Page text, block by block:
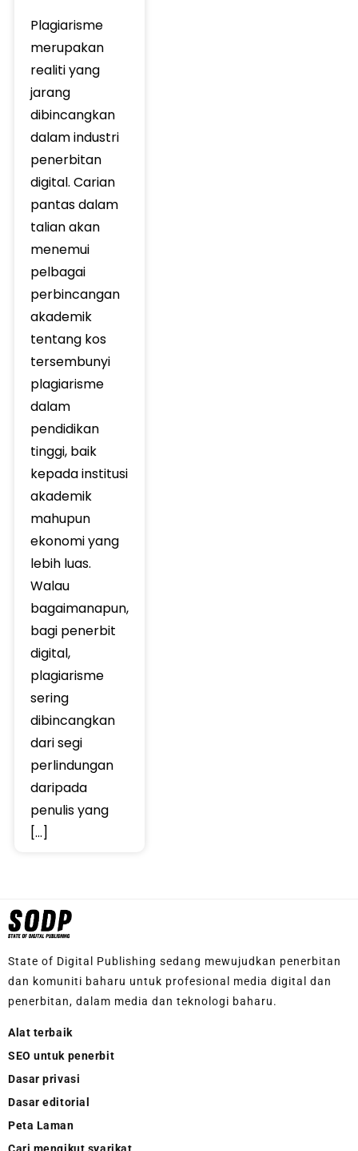
Plagiarisme
merupakan
realiti yang
jarang
dibincangkan
dalam industri
penerbitan
digital. Carian
pantas dalam
talian akan
menemui
pelbagai
perbincangan
akademik
tentang kos
tersembunyi
plagiarisme
dalam
pendidikan
tinggi, baik
kepada institusi
akademik
mahupun
ekonomi yang
lebih luas.
Walau
bagaimanapun,
bagi penerbit
digital,
plagiarisme
sering
dibincangkan
dari segi
perlindungan
daripada
penulis yang
[…]
State of Digital Publishing sedang mewujudkan penerbitan
dan komuniti baharu untuk profesional media digital dan
penerbitan, dalam media dan teknologi baharu.
Alat terbaik
SEO untuk penerbit
Dasar privasi
Dasar editorial
Peta Laman
Cari mengikut syarikat